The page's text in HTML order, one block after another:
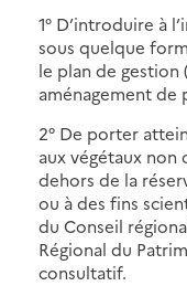
1° D’introduire à
sous quelque
le plan de
aménagement de
2° De porter
aux végétaux
dehors de la
ou à des fins
du Conseil
Régional du
consultatif.